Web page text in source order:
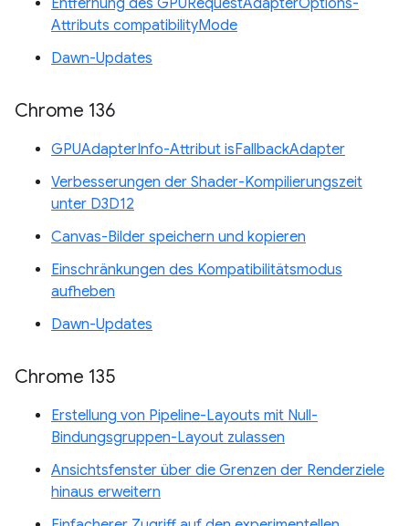
Entfernung des GPURequestAdapterOptions-
Attributs compatibilityMode
Dawn-Updates
Chrome 136
GPUAdapterInfo-Attribut isFallbackAdapter
Verbesserungen der Shader-Kompilierungszeit
unter D3D12
Canvas-Bilder speichern und kopieren
Einschränkungen des Kompatibilitätsmodus
aufheben
Dawn-Updates
Chrome 135
Erstellung von Pipeline-Layouts mit Null-
Bindungsgruppen-Layout zulassen
Ansichtsfenster über die Grenzen der Renderziele
hinaus erweitern